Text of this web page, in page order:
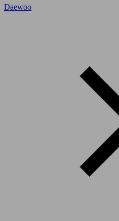
Daewoo